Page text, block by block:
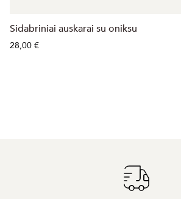
Sidabriniai auskarai su oniksu
28,00 €